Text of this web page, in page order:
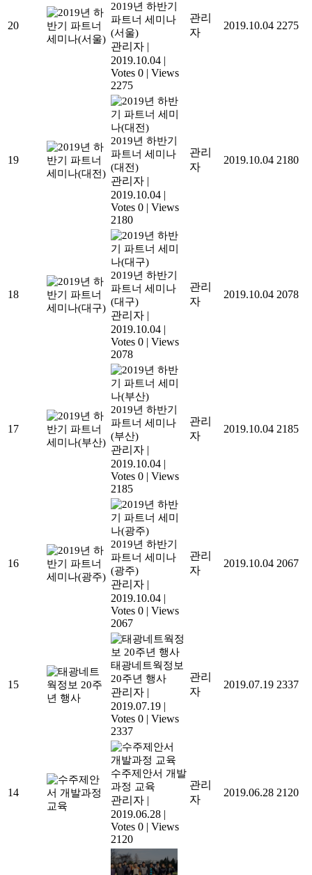
20
2019년 하반기
파트너 세미나
(서울)
관리자 |
2019.10.04 |
Votes 0 | Views
2275
관리
자
2019.10.04 2275
19
2019년 하반기
파트너 세미나
(대전)
관리자 |
2019.10.04 |
Votes 0 | Views
2180
관리
자
2019.10.04 2180
18
2019년 하반기
파트너 세미나
(대구)
관리자 |
2019.10.04 |
Votes 0 | Views
2078
관리
자
2019.10.04 2078
17
2019년 하반기
파트너 세미나
(부산)
관리자 |
2019.10.04 |
Votes 0 | Views
2185
관리
자
2019.10.04 2185
16
2019년 하반기
파트너 세미나
(광주)
관리자 |
2019.10.04 |
Votes 0 | Views
2067
관리
자
2019.10.04 2067
15
태광네트웍정보
20주년 행사
관리자 |
2019.07.19 |
Votes 0 | Views
2337
관리
자
2019.07.19 2337
14
수주제안서 개발
과정 교육
관리자 |
2019.06.28 |
Votes 0 | Views
2120
관리
자
2019.06.28 2120